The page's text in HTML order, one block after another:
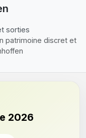
sorties
patrimoine discret et
2026